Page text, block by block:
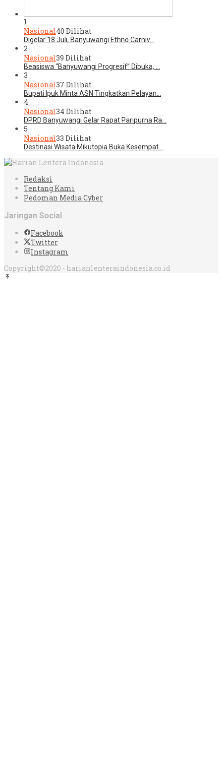
1
Nasional40 Dilihat
Digelar 18 Juli, Banyuwangi Ethno Carniv…
2
Nasional39 Dilihat
Beasiswa “Banyuwangi Progresif” Dibuka, …
3
Nasional37 Dilihat
Bupati Ipuk Minta ASN Tingkatkan Pelayan…
4
Nasional34 Dilihat
DPRD Banyuwangi Gelar Rapat Paripurna Ra…
5
Nasional33 Dilihat
Destinasi Wisata Mikutopia Buka Kesempat…
Redaksi
Tentang Kami
Pedoman Media Cyber
Jaringan Social
Facebook
Twitter
Instagram
Copyright©2020 - harianlenteraindonesia.co.id